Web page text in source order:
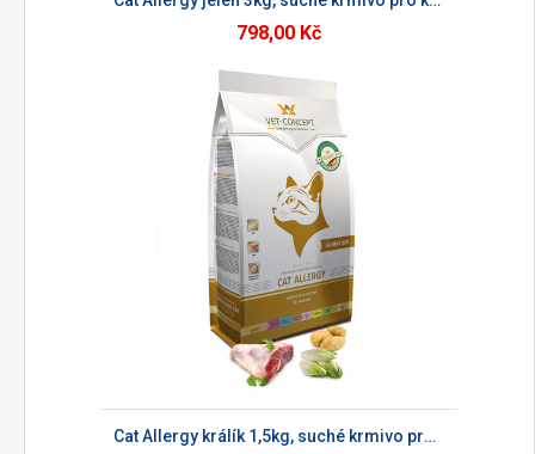
798,00 Kč
Cat Allergy králík 1,5kg, suché krmivo pro kočky